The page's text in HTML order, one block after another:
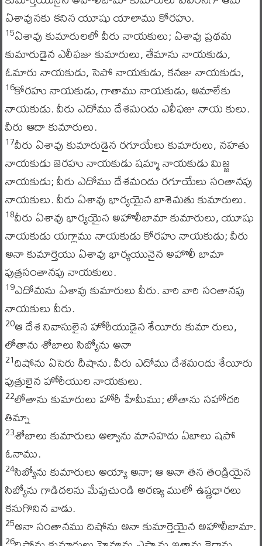
ఏశావునకు కనిన యూషు యాలాము కోరహు.
15ఏశావు కుమారులలో వీరు నాయకులు; ఏశావు ప్రథమ
కుమారుడైన ఎలీఫజు కుమారులు, తేమాను నాయకుడు,
ఓమారు నాయకుడు, సెపో నాయకుడు, కనజు నాయకుడు,
16కోరహు నాయకుడు, గాతాము నాయకుడు, అమాలేకు
నాయకుడు. వీరు ఎదోము దేశమందు ఎలీఫజు నాయ కులు.
వీరు ఆదా కుమారులు.
17వీరు ఏశావు కుమారుడైన రగూయేలు కుమారులు, నహతు
నాయకుడు జెరహు నాయకుడు షమ్మా నాయకుడు మిజ్జ
నాయకుడు; వీరు ఎదోము దేశమందు రగూయేలు సంతానపు
నాయకులు. వీరు ఏశావు భార్యయైన బాశెమతు కుమారులు.
18వీరు ఏశావు భార్యయైన అహొలీబామా కుమారులు, యూషు
నాయకుడు యగ్లాము నాయకుడు కోరహు నాయకుడు; వీరు
అనా కుమార్తెయు ఏశావు భార్యయునైన అహొలీ బామా
పుత్రసంతానపు నాయకులు.
19ఎదోమను ఏశావు కుమారులు వీరు. వారి వారి సంతానపు
నాయకులు వీరు.
20ఆ దేశ నివాసులైన హోరీయుడైన శేయీరు కుమా రులు,
లోతాను శోబాలు సిబ్యోను అనా
21దిషోను ఏసెరు దీషాను. వీరు ఎదోము దేశమందు శేయీరు
పుత్రులైన హోరీయుల నాయకులు.
22లోతాను కుమారులు హోరీ హేమీము; లోతాను సహోదరి
తిమ్నా
23శోబాలు కుమారులు అల్వాను మానహదు ఏబాలు షపో
ఓనాము.
24సిబ్యోను కుమారులు అయ్యా అనా; ఆ అనా తన తండ్రియైన
సిబ్యోను గాడిదలను మేపుచుండి అరణ్య ములో ఉష్ణధారలు
కనుగొనిన వాడు.
25అనా సంతానము దిషోను అనా కుమార్తెయైన అహొలీబామా.
26